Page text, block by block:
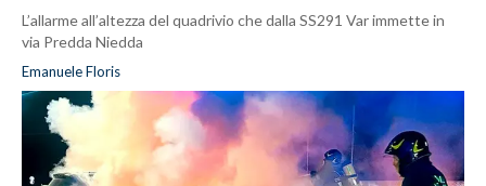
L’allarme all’altezza del quadrivio che dalla SS291 Var immette in
via Predda Niedda
Emanuele Floris